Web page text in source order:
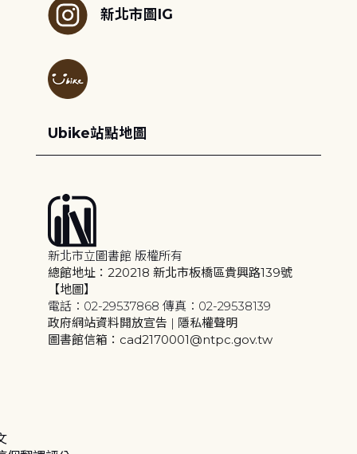
新北市圖IG
Ubike站點地圖
新北市立圖書館 版權所有
總館地址：220218 新北市板橋區貴興路139號
【地圖】
電話：02-29537868 傳真：02-29538139
政府網站資料開放宣告 | 隱私權聲明
圖書館信箱：cad2170001@ntpc.gov.tw